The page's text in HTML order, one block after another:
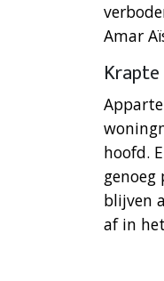
Amar
hoofd.
genoeg
blijven
af in